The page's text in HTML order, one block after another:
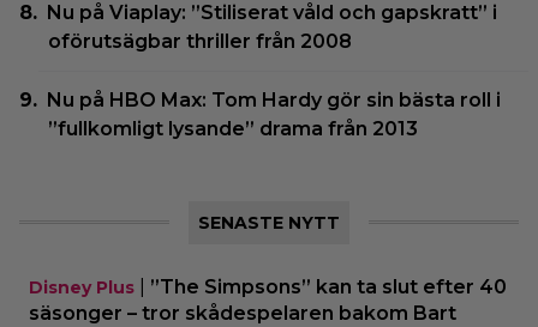
Nu på Viaplay: ”Stiliserat våld och gapskratt” i
oförutsägbar thriller från 2008
Nu på HBO Max: Tom Hardy gör sin bästa roll i
”fullkomligt lysande” drama från 2013
SENASTE NYTT
Disney Plus
”The Simpsons” kan ta slut efter 40
säsonger – tror skådespelaren bakom Bart